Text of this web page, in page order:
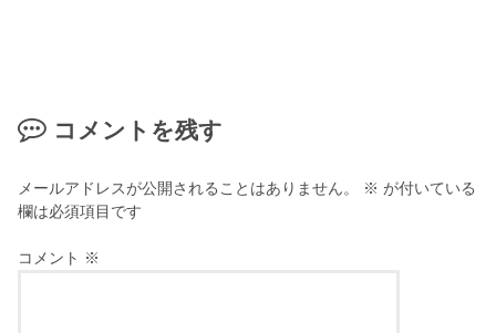
コメントを残す
メールアドレスが公開されることはありません。 ※ が付いている
欄は必須項目です
コメント ※